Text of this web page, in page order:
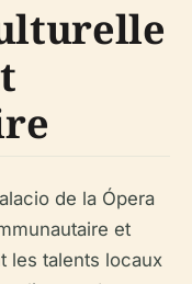
de la Ópera
et
les talents locaux